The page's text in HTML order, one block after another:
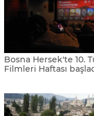
Bosna Hersek'te 10.
Filmleri Haftası